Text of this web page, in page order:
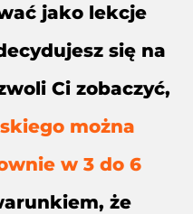
jako lekcje
się na
Ci zobaczyć,
można
w 3 do 6
że